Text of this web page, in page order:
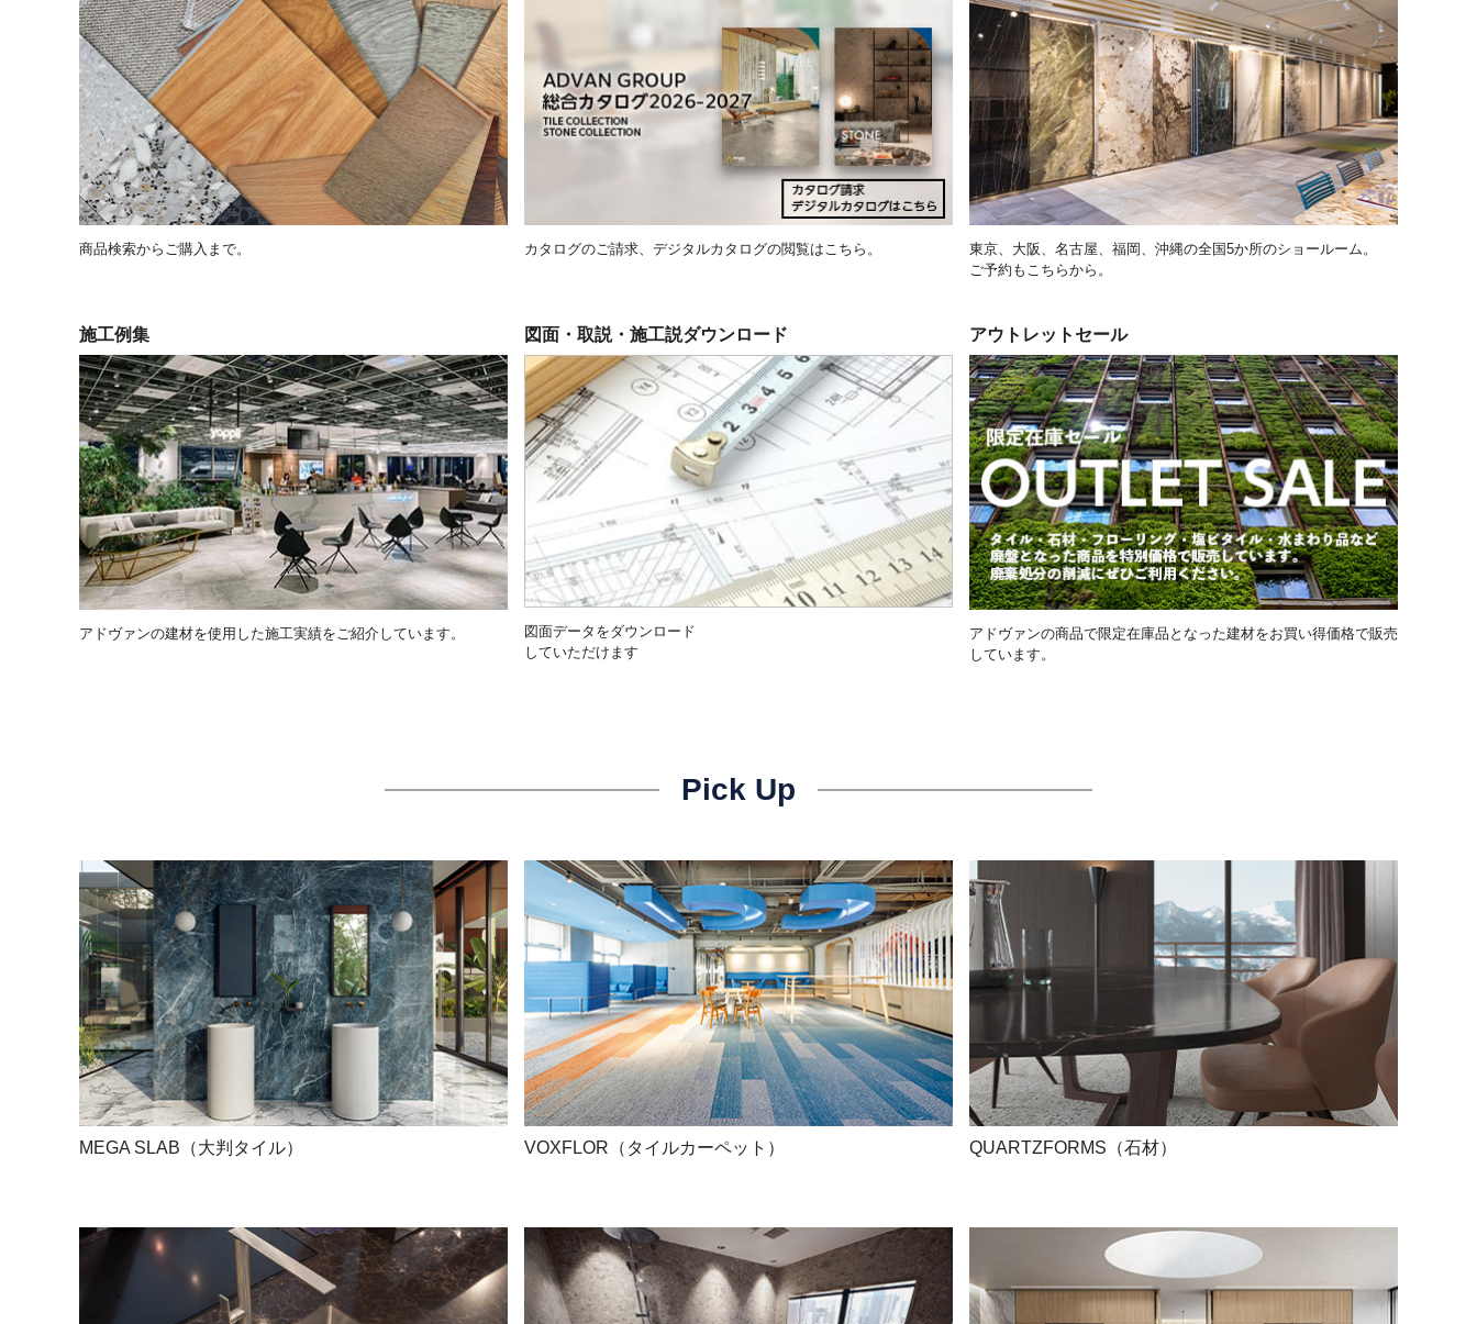
商品検索からご購入まで。 カタログのご請求、デジタルカタログの閲覧はこちら。
東京、大阪、名古屋、福岡、沖縄の全国5か所のショールーム。
ご予約もこちらから。
施工例集
アドヴァンの建材を使用した施工実績をご紹介しています。
図面・取説・施工説ダウンロード
図面データをダウンロード
していただけます
アウトレットセール
アドヴァンの商品で限定在庫品となった建材をお買い得価格で販売
しています。
Pick Up
MEGA SLAB（大判タイル） VOXFLOR（タイルカーペット） QUARTZFORMS（石材）